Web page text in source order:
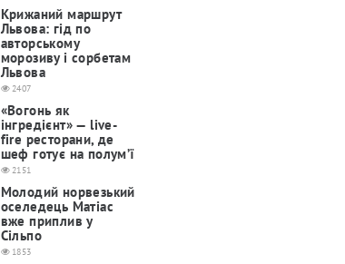
Крижаний маршрут
Львова: гід по
авторському
морозиву і сорбетам
Львова
2407
«Вогонь як
інгредієнт» — live-
fire ресторани, де
шеф готує на полум’ї
2151
Молодий норвезький
оселедець Матіас
вже приплив у
Сільпо
1853